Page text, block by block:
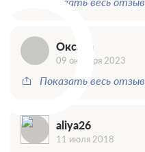
ЗА НОЧЬ ДЛЯ 1 ГОСТЯ
Оксана
09 октября 2023
Показать весь отзыв
aliya26
11 июля 2018